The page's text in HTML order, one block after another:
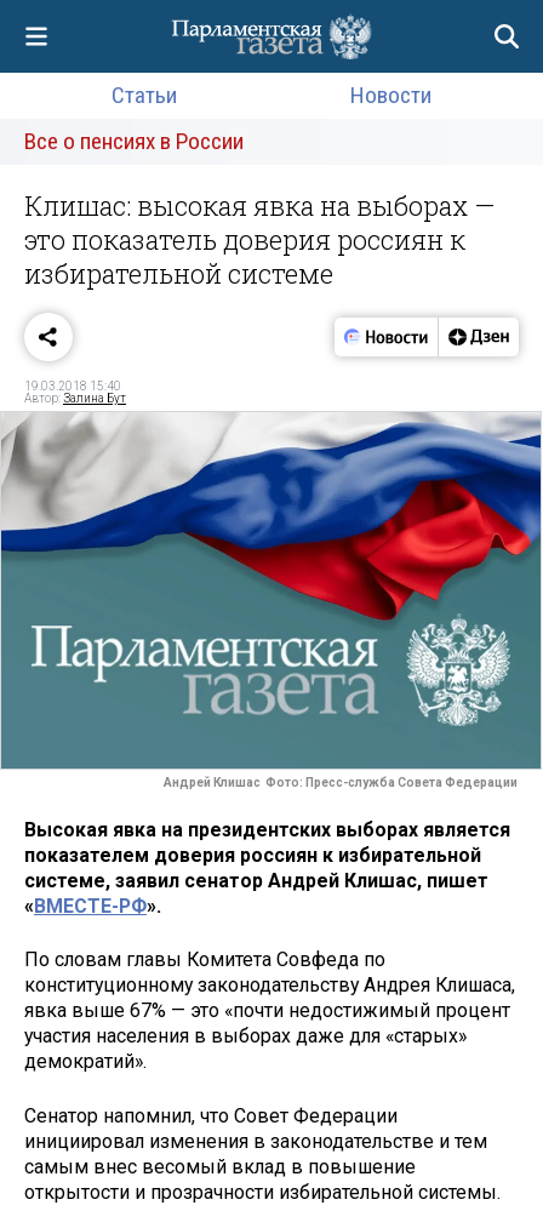
Статьи
Новости
Все о пенсиях в России
Клишас: высокая явка на выборах —
это показатель доверия россиян к
избирательной системе
19.03.2018 15:40
Автор:Залина Бут
Андрей Клишас Фото: Пресс-служба Совета Федерации
Высокая явка на президентских выборах является
показателем доверия россиян к избирательной
системе, заявил сенатор Андрей Клишас, пишет
«ВМЕСТЕ-РФ».
По словам главы Комитета Совфеда по
конституционному законодательству Андрея Клишаса,
явка выше 67% — это «почти недостижимый процент
участия населения в выборах даже для «старых»
демократий».
Сенатор напомнил, что Совет Федерации
инициировал изменения в законодательстве и тем
самым внес весомый вклад в повышение
открытости и прозрачности избирательной системы.